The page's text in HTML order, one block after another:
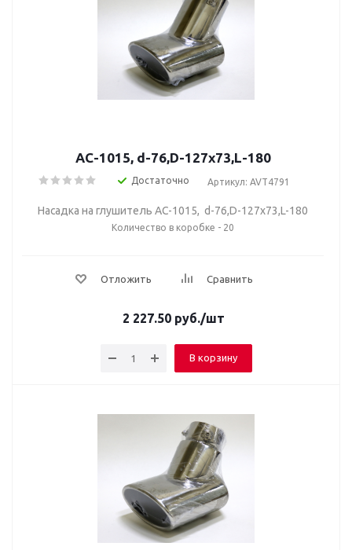
AC-1015, d-76,D-127х73,L-180
Достаточно Артикул: AVT4791
Насадка на глушитель AC-1015, d-76,D-127х73,L-180
Количество в коробке - 20
Отложить Сравнить
2 227.50руб./шт
В корзину